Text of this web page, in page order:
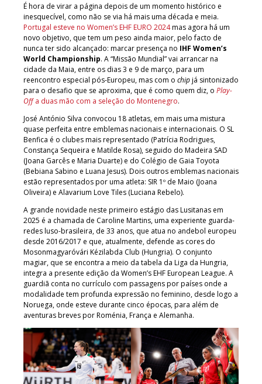
É hora de virar a página depois de um momento histórico e
inesquecível, como não se via há mais uma década e meia.
Portugal esteve no Women’s EHF EURO 2024mas agora há um
novo objetivo, que tem um peso ainda maior, pelo facto de
nunca ter sido alcançado: marcar presença no IHF Women’s
World Championship. A “Missão Mundial” vai arrancar na
cidade da Maia, entre os dias 3 e 9 de março, para um
reencontro especial pós-Europeu, mas com o chipjá sintonizado
para o desafio que se aproxima, que é como quem diz, o Play-
Offa duas mão com a seleção do Montenegro.
José António Silva convocou 18 atletas, em mais uma mistura
quase perfeita entre emblemas nacionais e internacionais. O SL
Benfica é o clubes mais representado (Patrícia Rodrigues,
Constança Sequeira e Matilde Rosa), seguido do Madeira SAD
(Joana Garcês e Maria Duarte) e do Colégio de Gaia Toyota
(Bebiana Sabino e Luana Jesus). Dois outros emblemas nacionais
estão representados por uma atleta: SIR 1º de Maio (Joana
Oliveira) e Alavarium Love Tiles (Luciana Rebelo).
A grande novidade neste primeiro estágio das Lusitanas em
2025 é a chamada de Caroline Martins, uma experiente guarda-
redes luso-brasileira, de 33 anos, que atua no andebol europeu
desde 2016/2017 e que, atualmente, defende as cores do
Mosonmagyaróvári Kézilabda Club (Hungria). O conjunto
magiar, que se encontra a meio da tabela da Liga da Hungria,
integra a presente edição da Women’s EHF European League. A
guardiã conta no currículo com passagens por países onde a
modalidade tem profunda expressão no feminino, desde logo a
Noruega, onde esteve durante cinco épocas, para além de
aventuras breves por Roménia, França e Alemanha.